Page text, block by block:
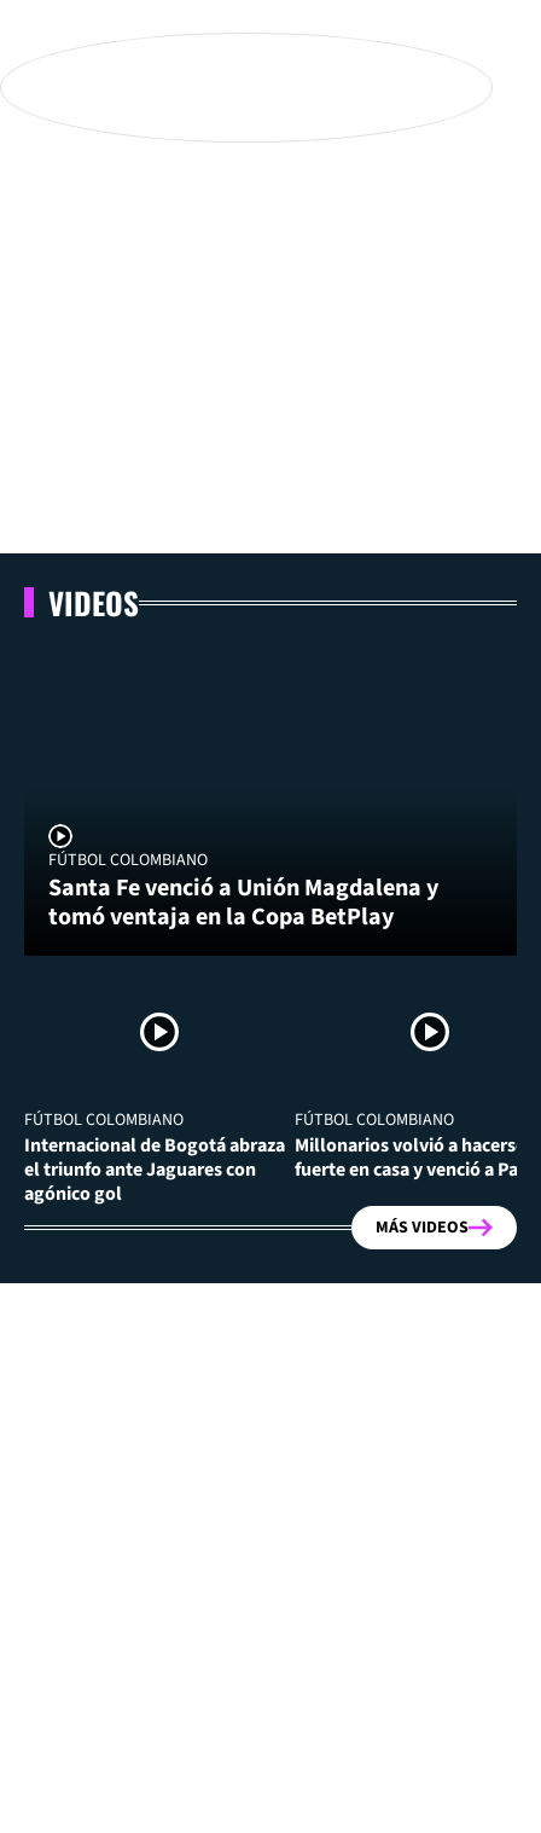
VIDEOS
FÚTBOL COLOMBIANO
Santa Fe venció a Unión Magdalena y
tomó ventaja en la Copa BetPlay
FÚTBOL COLOMBIANO
Internacional de Bogotá abraza
el triunfo ante Jaguares con
agónico gol
FÚTBOL COLOMBIANO
Millonarios volvió a hacerse
fuerte en casa y venció a
MÁS VIDEOS